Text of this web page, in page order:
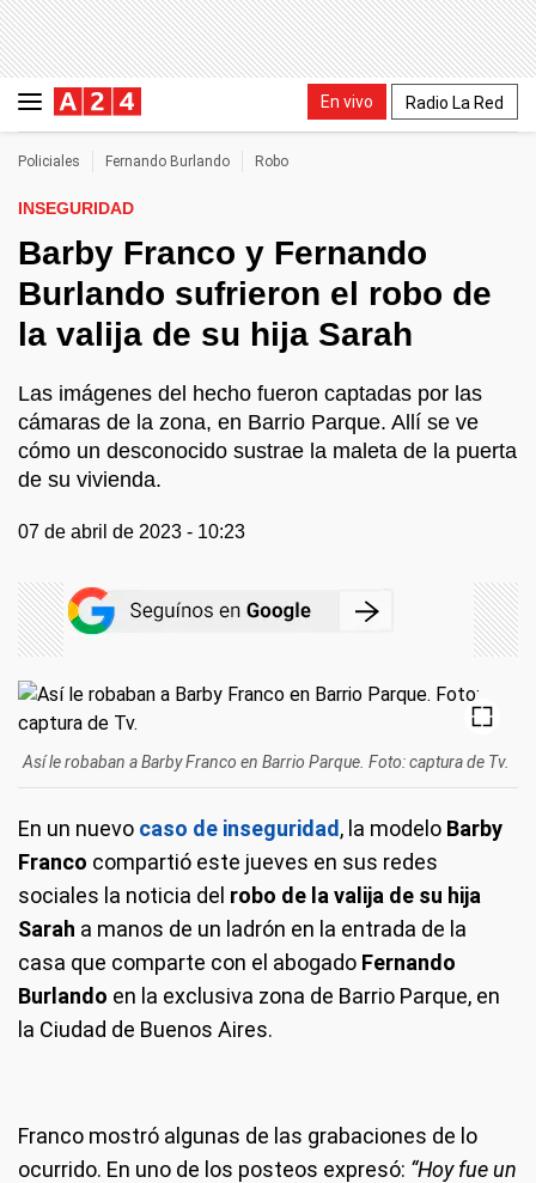
En vivo Radio La Red
Policiales Fernando Burlando Robo
INSEGURIDAD
Barby Franco y Fernando
Burlando sufrieron el robo de
la valija de su hija Sarah
Las imágenes del hecho fueron captadas por las
cámaras de la zona, en Barrio Parque. Allí se ve
cómo un desconocido sustrae la maleta de la puerta
de su vivienda.
07 de abril de 2023 - 10:23
Así le robaban a Barby Franco en Barrio Parque. Foto: captura de Tv.
En un nuevo caso de inseguridad , la modelo Barby
Franco compartió este jueves en sus redes
sociales la noticia del robo de la valija de su hija
Sarah a manos de un ladrón en la entrada de la
casa que comparte con el abogado Fernando
Burlando en la exclusiva zona de Barrio Parque, en
la Ciudad de Buenos Aires.
Franco mostró algunas de las grabaciones de lo
ocurrido. En uno de los posteos expresó: “Hoy fue un